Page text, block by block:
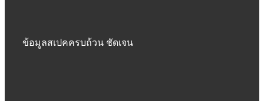
ข้อมูลสเปคครบถ้วน ชัดเจน